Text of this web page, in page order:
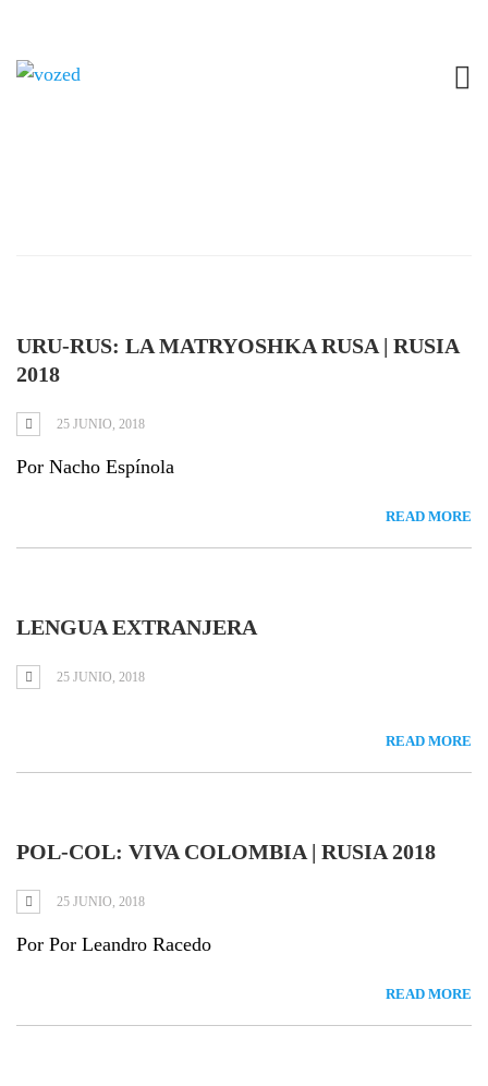
Category:
URU-RUS: LA MATRYOSHKA RUSA | RUSIA
2018
25 JUNIO, 2018
Por Nacho Espínola
READ MORE
LENGUA EXTRANJERA
25 JUNIO, 2018
READ MORE
POL-COL: VIVA COLOMBIA | RUSIA 2018
25 JUNIO, 2018
Por Por Leandro Racedo
READ MORE